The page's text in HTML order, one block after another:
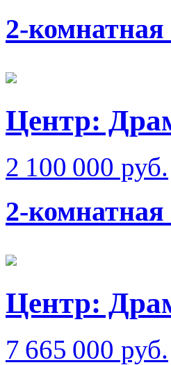
2-
Центр:
2 100 000 руб.
2-
Центр:
7 665 000 руб.